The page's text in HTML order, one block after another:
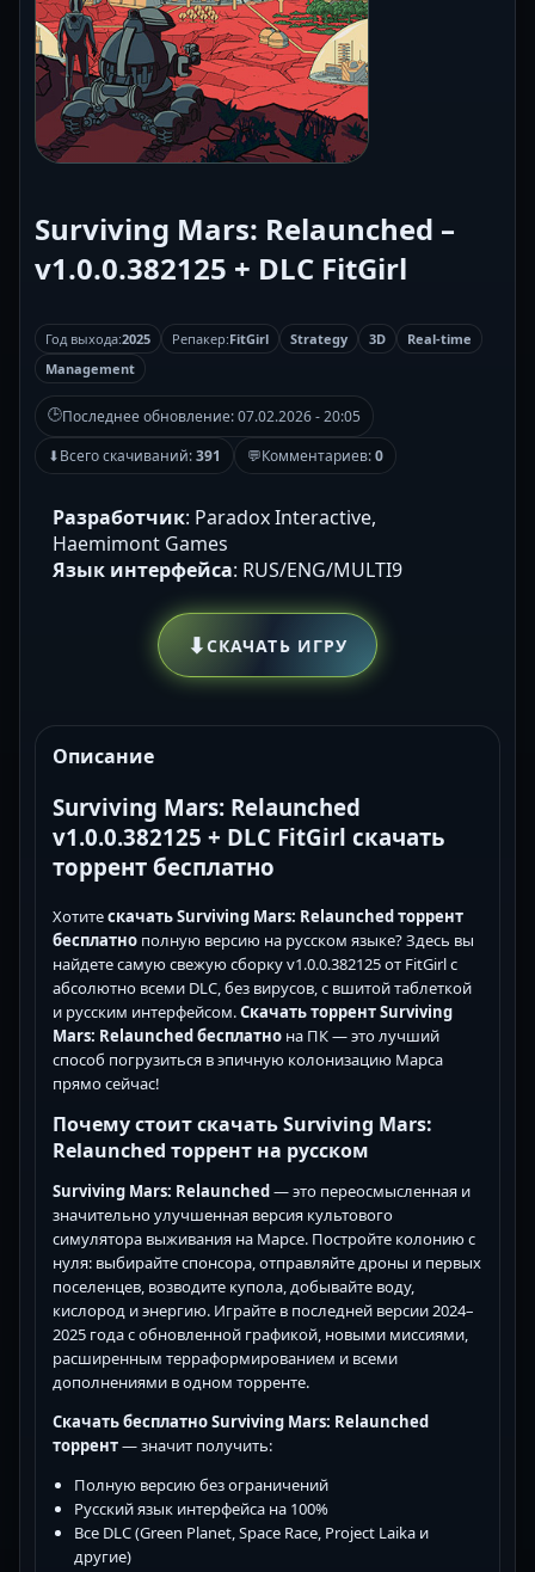
Surviving Mars: Relaunched –
v1.0.0.382125 + DLC FitGirl
Год выхода:2025 Репакер:FitGirl Strategy 3D
Real-time
Management
🕒Последнее обновление:07.02.2026 - 20:05
⬇Всего скачиваний:391 💬Комментариев:0
Разработчик: Paradox Interactive,
Haemimont Games
Язык интерфейса: RUS/ENG/MULTI9
⬇СКАЧАТЬ ИГРУ
Описание
Surviving Mars: Relaunched
v1.0.0.382125 + DLC FitGirl скачать
торрент бесплатно
Хотитескачать Surviving Mars: Relaunched торрент
бесплатно полную версию на русском языке? Здесь вы
найдете самую свежую сборку v1.0.0.382125 от FitGirl с
абсолютно всеми DLC, без вирусов, с вшитой таблеткой
и русским интерфейсом.Скачать торрент Surviving
Mars: Relaunched бесплатно на ПК — это лучший
способ погрузиться в эпичную колонизацию Марса
прямо сейчас!
Почему стоит скачать Surviving Mars:
Relaunched торрент на русском
Surviving Mars: Relaunched— это переосмысленная и
значительно улучшенная версия культового
симулятора выживания на Марсе. Постройте колонию с
нуля: выбирайте спонсора, отправляйте дроны и первых
поселенцев, возводите купола, добывайте воду,
кислород и энергию. Играйте в последней версии 2024–
2025 года с обновленной графикой, новыми миссиями,
расширенным терраформированием и всеми
дополнениями в одном торренте.
Скачать бесплатно Surviving Mars: Relaunched
торрент— значит получить:
Полную версию без ограничений
Русский язык интерфейса на 100%
Все DLC (Green Planet, Space Race, Project Laika и
другие)